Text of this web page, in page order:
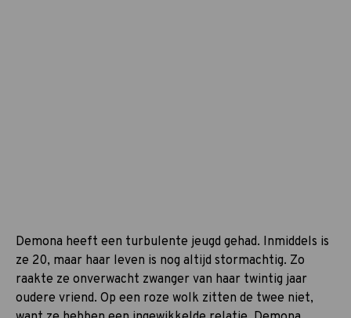
Demona heeft een turbulente jeugd gehad. Inmiddels is
ze 20, maar haar leven is nog altijd stormachtig. Zo
raakte ze onverwacht zwanger van haar twintig jaar
oudere vriend. Op een roze wolk zitten de twee niet,